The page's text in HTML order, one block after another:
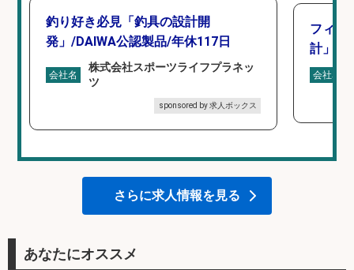
釣り好き必見「釣具の設計開
発」/DAIWA公認製品/年休117日
会社名
株式会社スポーツライフプラネッ
ツ
sponsored by 求人ボックス
フィッ
計」
会社名
さらに求人情報を見る
あなたにオススメ